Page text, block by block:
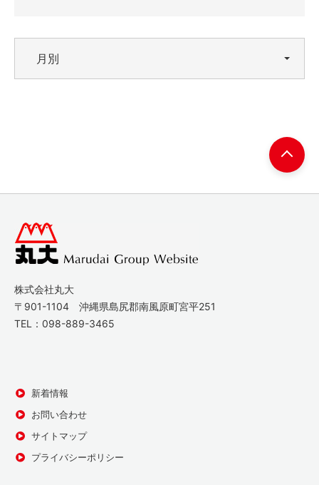
月別
株式会社丸大
〒901-1104 沖縄県島尻郡南風原町宮平251
TEL： 098-889-3465
新着情報
お問い合わせ
サイトマップ
プライバシーポリシー